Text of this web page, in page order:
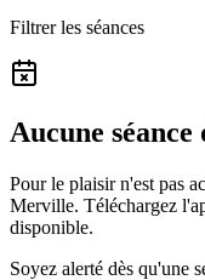
Filtrer les séances
Aucune
Pour le plaisir n'est pas
Merville. Téléchargez
disponible.
Soyez alerté dès qu'une